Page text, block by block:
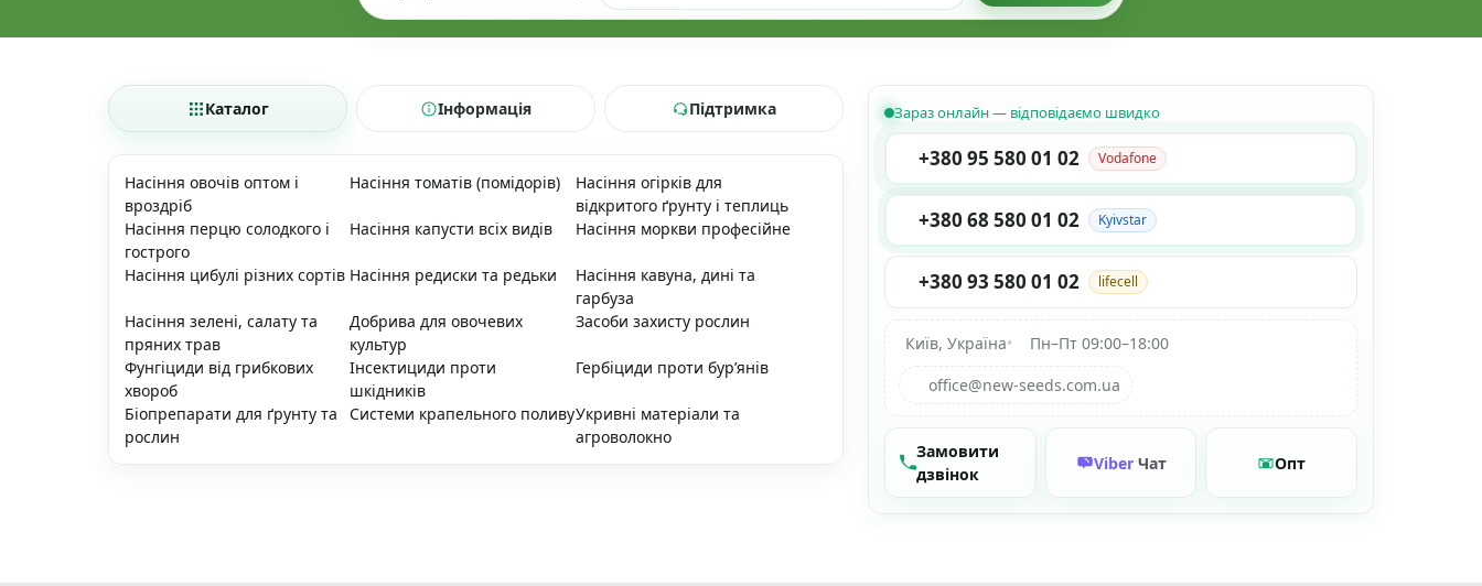
Каталог Інформація Підтримка
Насіння овочів оптом і
вроздріб
Насіння томатів (помідорів)
Насіння огірків для
відкритого ґрунту і теплиць
Насіння перцю солодкого і
гострого
Насіння капусти всіх видів Насіння моркви професійне
Насіння цибулі різних сортів Насіння редиски та редьки
Насіння кавуна, дині та
гарбуза
Насіння зелені, салату та
пряних трав
Добрива для овочевих
культур
Засоби захисту рослин
Фунгіциди від грибкових
хвороб
Інсектициди проти
шкідників
Гербіциди проти бур’янів
Біопрепарати для ґрунту та
рослин
Системи крапельного поливуУкривні матеріали та
агроволокно
Зараз онлайн — відповідаємо швидко
+380 95 580 01 02 Vodafone
+380 68 580 01 02 Kyivstar
+380 93 580 01 02 lifecell
Київ, Україна•
Пн–Пт 09:00–18:00
office@new-seeds.com.ua
Замовити
дзвінок
Viber Чат Опт